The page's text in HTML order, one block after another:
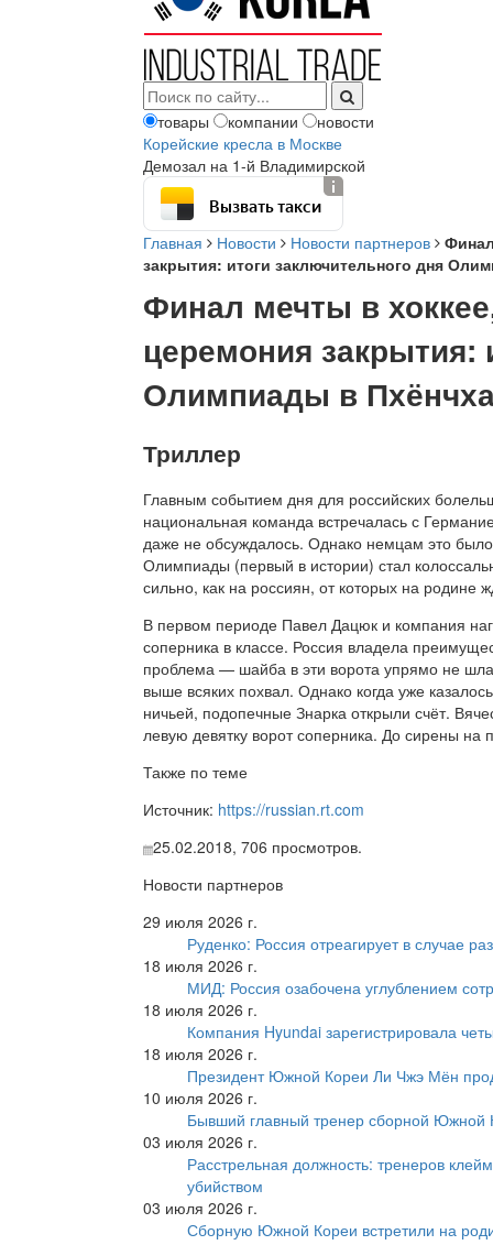
товары компании
новости
Корейские кресла в Москве
Демозал на 1-й Владимирской
Вызвать такси
Главная Новости Новости партнеров
закрытия: итоги заключительного дня
Финал мечты в
церемония закрытия:
Олимпиады в
Триллер
Главным событием дня для российских
национальная команда встречалась с
даже не обсуждалось. Однако немцам это
Олимпиады (первый в истории) стал
сильно, как на россиян, от которых на родине
В первом периоде Павел Дацюк и компания
соперника в классе. Россия владела
проблема — шайба в эти ворота упрямо не
выше всяких похвал. Однако когда уже
ничьей, подопечные Знарка открыли счёт.
левую девятку ворот соперника. До сирены на
Также по теме
Источник: https://russian.rt.com
25.02.2018, 706 просмотров.
Новости партнеров
29 июля 2026 г.
Руденко: Россия отреагирует в случае
18 июля 2026 г.
МИД: Россия озабочена углублением
18 июля 2026 г.
Компания Hyundai зарегистрировала
18 июля 2026 г.
Президент Южной Кореи Ли Чжэ Мён
10 июля 2026 г.
Бывший главный тренер сборной Южной
03 июля 2026 г.
Расстрельная должность: тренеров
убийством
03 июля 2026 г.
Сборную Южной Кореи встретили на